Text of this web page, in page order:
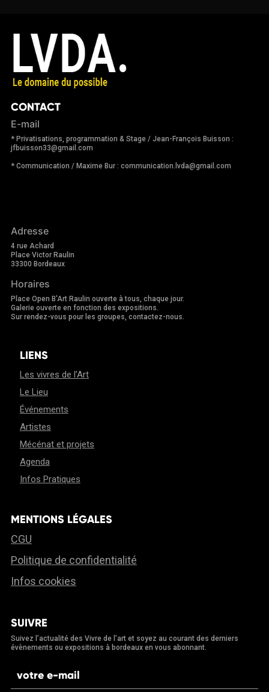
CONTACT
E-mail
* Privatisations, programmation & Stage / Jean-François Buisson :
jfbuisson33@gmail.com
* Communication / Maxime Bur : communication.lvda@gmail.com
Adresse
4 rue Achard
Place Victor Raulin
33300 Bordeaux
Horaires
Place Open B'Art Raulin ouverte à tous, chaque jour.
Galerie ouverte en fonction des expositions.
Sur rendez-vous pour les groupes, contactez-nous.
LIENS
Les vivres de l’Art
Le Lieu
Événements
Artistes
Mécénat et projets
Agenda
Infos Pratiques
MENTIONS LÉGALES
CGU
Politique de confidentialité
Infos cookies
SUIVRE
Suivez l’actualité des Vivre de l’art et soyez au courant des derniers
évènements ou expositions à bordeaux en vous abonnant.